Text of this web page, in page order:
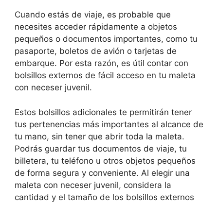
Cuando estás de viaje, es probable que
necesites acceder rápidamente a objetos
pequeños o documentos importantes, como tu
pasaporte, boletos de avión o tarjetas de
embarque. Por esta razón, es útil contar con
bolsillos externos de fácil acceso en tu maleta
con neceser juvenil.
Estos bolsillos adicionales te permitirán tener
tus pertenencias más importantes al alcance de
tu mano, sin tener que abrir toda la maleta.
Podrás guardar tus documentos de viaje, tu
billetera, tu teléfono u otros objetos pequeños
de forma segura y conveniente. Al elegir una
maleta con neceser juvenil, considera la
cantidad y el tamaño de los bolsillos externos